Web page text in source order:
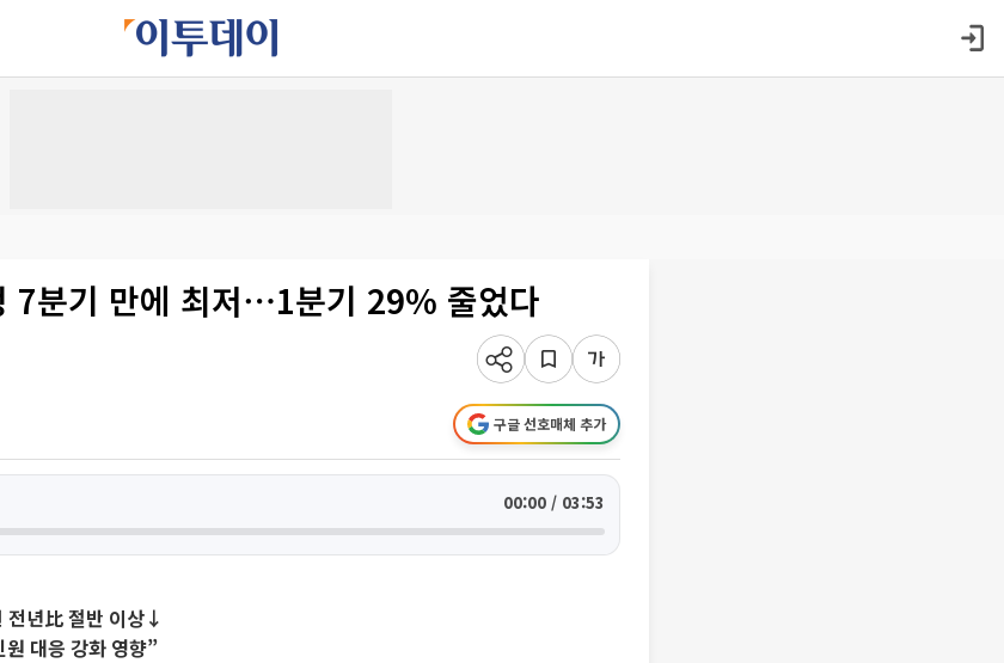
7분기 만에 최저⋯1분기 29% 줄었다
구글 선호매체 추가
00:00 / 03:53
전년比 절반 이상↓
원 대응 강화 영향”